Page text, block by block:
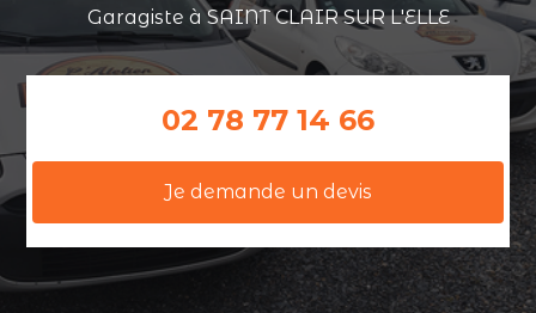
Garagiste àSAINT CLAIR SUR L'ELLE
02 78 77 14 66
Je demande un devis